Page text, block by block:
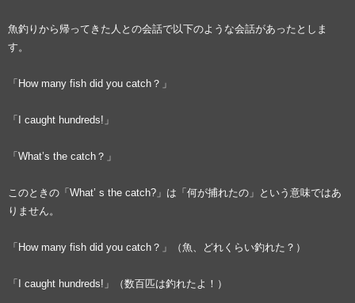
魚釣りから帰ってきた人との会話で以下のような会話があったとしま
す。
「How many fish did you catch？」
「I caught hundreds!」
「What’s the catch？」
このときの「What’ s the catch?」は「何が捕れたの」という意味ではあ
りません。
「How many fish did you catch？」（魚、どれくらい釣れた？）
「I caught hundreds!」（数百匹は釣れたよ！）